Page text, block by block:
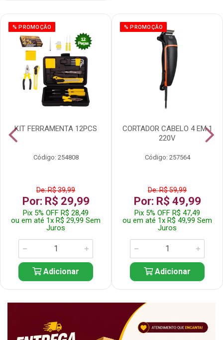
% PROMOÇÃO
KIT FERRAMENTA 12PCS
Código: 254808
De: R$ 39,99
Por: R$ 29,99
Pix 5% OFF R$ 28,49
ou em até 1x R$ 29,99 Sem
Juros
Adicionar
% PROMOÇÃO
CORTADOR CABELO 4 EM 1
220V
Código: 257564
De: R$ 59,99
Por: R$ 49,99
Pix 5% OFF R$ 47,49
ou em até 1x R$ 49,99 Sem
Juros
Adicionar